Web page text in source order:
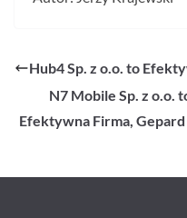
Hub4 Sp. z o.o. to
N7 Mobile Sp. z o.o.
Efektywna Firma,